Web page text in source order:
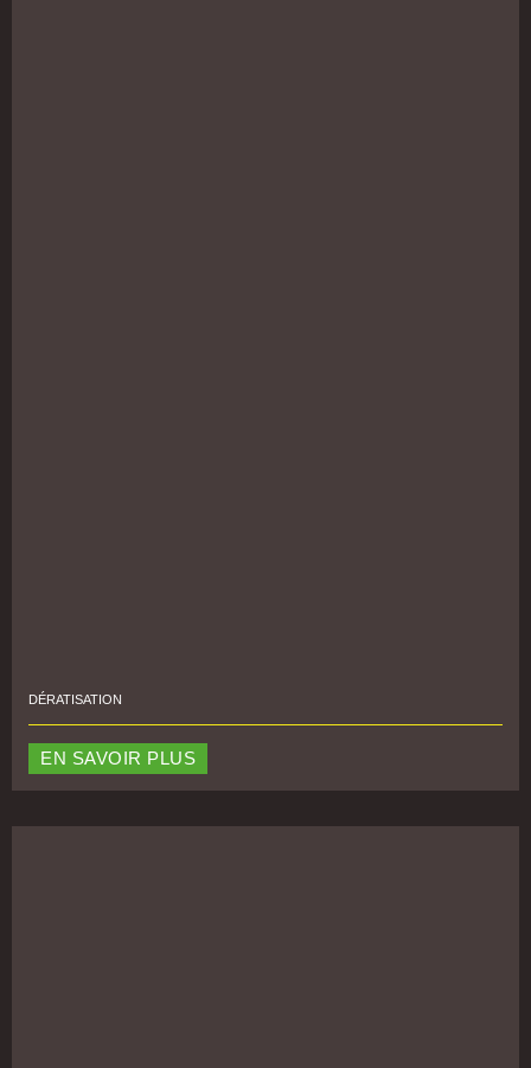
DÉRATISATION
EN SAVOIR PLUS